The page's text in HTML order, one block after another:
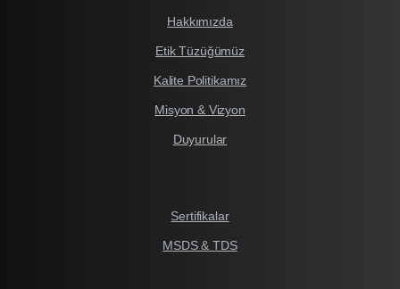
Hakkımızda
Etik Tüzüğümüz
Kalite Politikamız
Misyon & Vizyon
Duyurular
Sertifikalar
MSDS & TDS